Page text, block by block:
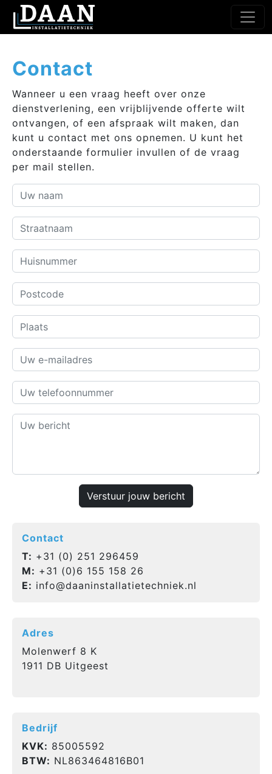
Contact
Wanneer u een vraag heeft over onze
dienstverlening, een vrijblijvende offerte wilt
ontvangen, of een afspraak wilt maken, dan
kunt u contact met ons opnemen. U kunt het
onderstaande formulier invullen of de vraag
per mail stellen.
Verstuur jouw bericht
Contact
T: +31 (0) 251 296459
M: +31 (0)6 155 158 26
E: info@daaninstallatietechniek.nl
Adres
Molenwerf 8 K
1911 DB Uitgeest
Bedrijf
KVK: 85005592
BTW: NL863464816B01